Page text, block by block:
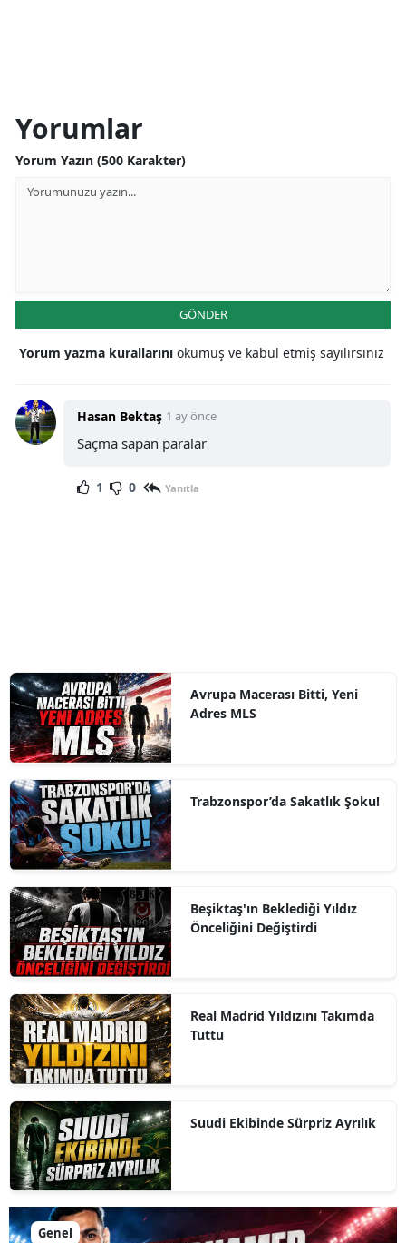
Yorumlar
Yorum Yazın (500 Karakter)
GÖNDER
Yorum yazma kurallarını okumuş ve kabul etmiş sayılırsınız
Hasan Bektaş 1 ay önce
Saçma sapan paralar
1 0 Yanıtla
Avrupa Macerası Bitti, Yeni
Adres MLS
Trabzonspor’da Sakatlık Şoku!
Beşiktaş'ın Beklediği Yıldız
Önceliğini Değiştirdi
Real Madrid Yıldızını Takımda
Tuttu
Suudi Ekibinde Sürpriz Ayrılık
Genel